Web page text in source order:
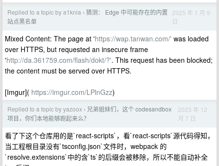
Replied to a topic by a1knla › 猜测： Edge 中可能存在的内置
站点黑名单
2025 年 1 月 9
日
Mixed Content: The page at 'https://wap.tanwan.com/' was loaded
over HTTPS, but requested an insecure frame
'http://da.361759.com/flash/dokt/?'. This request has been blocked;
the content must be served over HTTPS.
[Imgur]( https://imgur.com/LPlnGzz)
Replied to a topic by yazoox › 兄弟姐妹们，这个 codesandbox
项目，你们本地能够跑起来么？
2023 年 12
月 7 日
看了下这个仓库用的是`react-scripts`，看`react-scripts`源代码得知，
当工程根目录没有`tsconfig.json`文件时，webpack 的
`resolve.extensions`中的含`ts`的后缀会被移除，所以不能自动补全